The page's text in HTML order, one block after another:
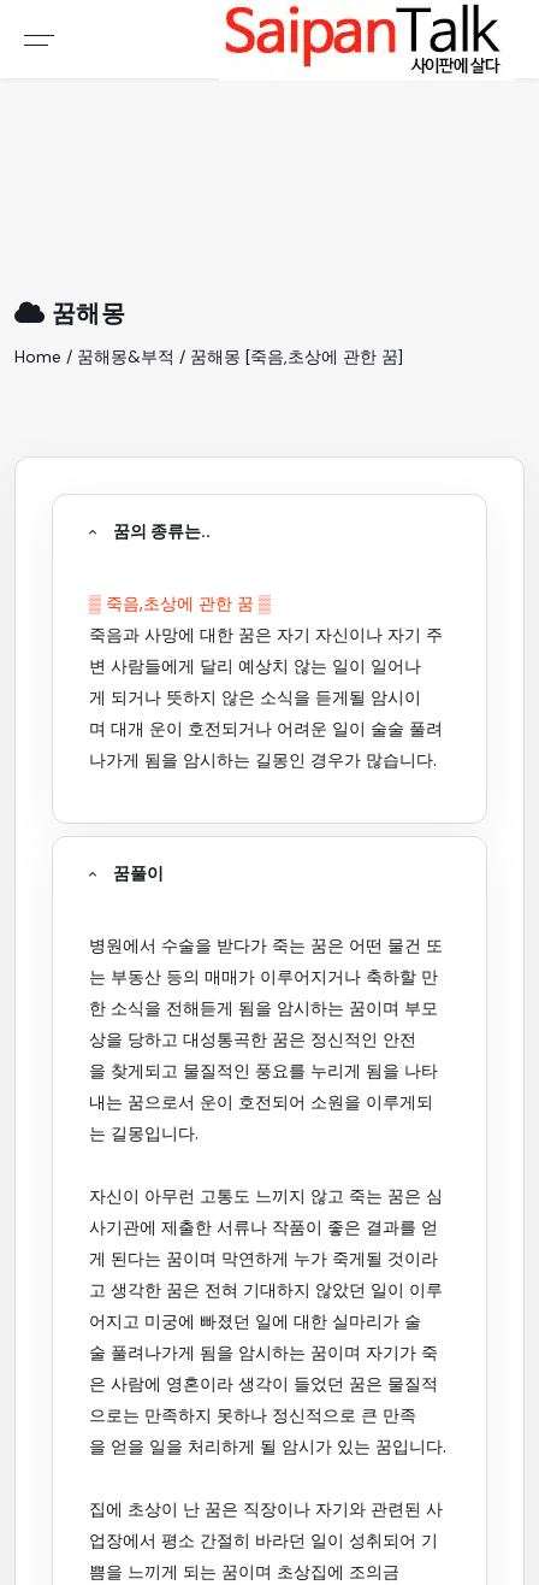
꿈해몽
Home / 꿈해몽&부적 / 꿈해몽 [죽음,초상에 관한 꿈]
꿈의 종류는..
▒ 죽음,초상에 관한 꿈 ▒
죽음과 사망에 대한 꿈은 자기 자신이나 자기 주
변 사람들에게 달리 예상치 않는 일이 일어나
게 되거나 뜻하지 않은 소식을 듣게될 암시이
며 대개 운이 호전되거나 어려운 일이 술술 풀려
나가게 됨을 암시하는 길몽인 경우가 많습니다.
꿈풀이
병원에서 수술을 받다가 죽는 꿈은 어떤 물건 또
는 부동산 등의 매매가 이루어지거나 축하할 만
한 소식을 전해듣게 됨을 암시하는 꿈이며 부모
상을 당하고 대성통곡한 꿈은 정신적인 안전
을 찾게되고 물질적인 풍요를 누리게 됨을 나타
내는 꿈으로서 운이 호전되어 소원을 이루게되
는 길몽입니다.
자신이 아무런 고통도 느끼지 않고 죽는 꿈은 심
사기관에 제출한 서류나 작품이 좋은 결과를 얻
게 된다는 꿈이며 막연하게 누가 죽게될 것이라
고 생각한 꿈은 전혀 기대하지 않았던 일이 이루
어지고 미궁에 빠졌던 일에 대한 실마리가 술
술 풀려나가게 됨을 암시하는 꿈이며 자기가 죽
은 사람에 영혼이라 생각이 들었던 꿈은 물질적
으로는 만족하지 못하나 정신적으로 큰 만족
을 얻을 일을 처리하게 될 암시가 있는 꿈입니다.
집에 초상이 난 꿈은 직장이나 자기와 관련된 사
업장에서 평소 간절히 바라던 일이 성취되어 기
쁨을 느끼게 되는 꿈이며 초상집에 조의금
여행정보
생활정보
갤러리 & 동영상